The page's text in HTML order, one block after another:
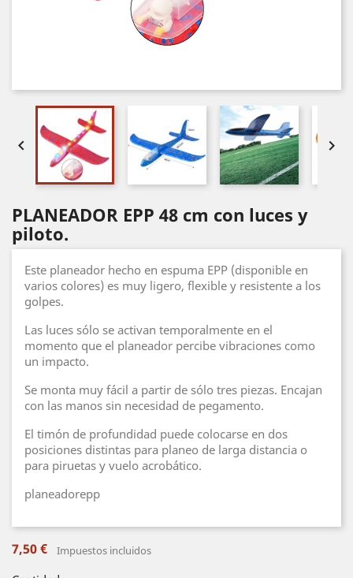
 
PLANEADOR EPP 48 cm con luces y
piloto.
Este planeador hecho en espuma EPP (disponible en
varios colores) es muy ligero, flexible y resistente a los
golpes.
Las luces sólo se activan temporalmente en el
momento que el planeador percibe vibraciones como
un impacto.
Se monta muy fácil a partir de sólo tres piezas. Encajan
con las manos sin necesidad de pegamento.
El timón de profundidad puede colocarse en dos
posiciones distintas para planeo de larga distancia o
para piruetas y vuelo acrobático.
planeadorepp
7,50 € Impuestos incluidos